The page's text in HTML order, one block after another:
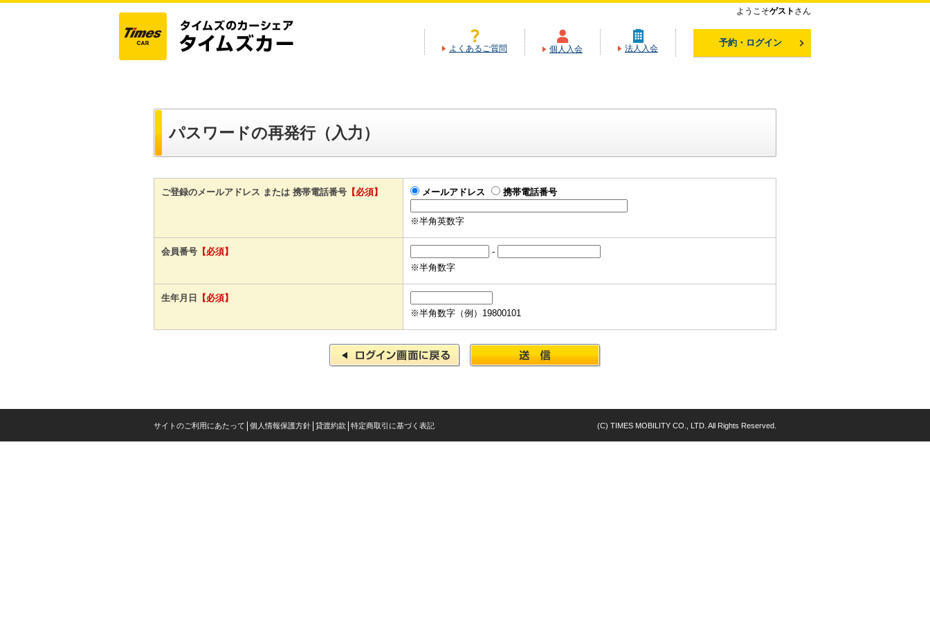
ようこそゲスト さん
よくあるご質問 個人入会 法人入会
予約・ログイン
パスワードの再発行（入力）
ご登録のメールアドレス または 携帯電話番号 【必須】 メールアドレス 携帯電話番号
※半角英数字
会員番号 【必須】
-
※半角数字
生年月日
【必須】
※半角数字（例）19800101
サイトのご利用にあたって 個人情報保護方針 貸渡約款 特定商取引に基づく表記 (C) TIMES MOBILITY CO., LTD. All Rights Reserved.